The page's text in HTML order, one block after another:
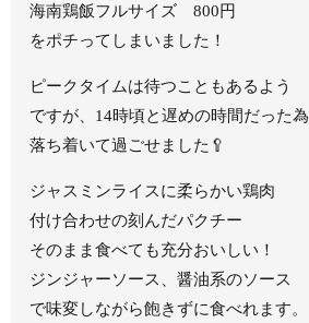
海南鶏飯フルサイズ 800円
をポチってしまいました！
ピークタイムは待つこともあるよう
ですが、14時頃と遅めの時間だった為
落ち着いて過ごせました🥄
ジャスミンライスに柔らかい鶏肉
付け合わせの刻んだパクチー
そのまま食べても充分おいしい！
ジンジャーソース、醤油系のソース
で味変しながら飽きずに食べれます。